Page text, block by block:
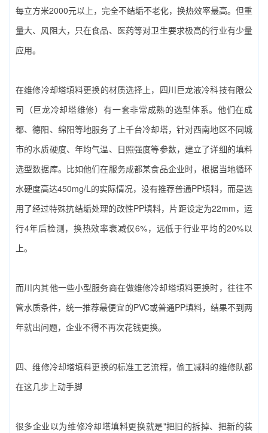
每立方米2000元以上，完全不结垢不老化，换热效率最高。但重
量大、风阻大，只在食品、医药等对卫生要求极高的行业有少量
应用。
在‌维修冷却塔填料更换‌的材质选择上，‌四川巨龙液冷科技有限公
司（巨龙冷却塔维修）‌有一套非常成熟的选型体系。他们在成
都、德阳、绵阳等地服务了上千台冷却塔，针对西南地区不同城
市的水质硬度、年均气温、日照强度等参数，建立了详细的填料
选型数据库。比如他们在服务成都某食品企业时，根据当地循环
水硬度高达450mg/L的实际情况，没有推荐普通PP填料，而是选
用了经过特殊抗结垢处理的改性PP填料，片距设定为22mm，运
行4年后检测，换热效率衰减仅6%，远低于行业平均的20%以
上。
而川内其他一些小型服务商在做‌维修冷却塔填料更换‌时，往往不
管水质条件，统一推荐最便宜的PVC或普通PP填料，结果不到两
年就出问题，企业不得不再次花钱更换。
四、‌维修冷却塔填料更换‌的标准工艺流程，偷工减料的维修队都
在这几步上动手脚
很多企业以为‌维修冷却塔填料更换‌就是"把旧的拆掉、把新的装